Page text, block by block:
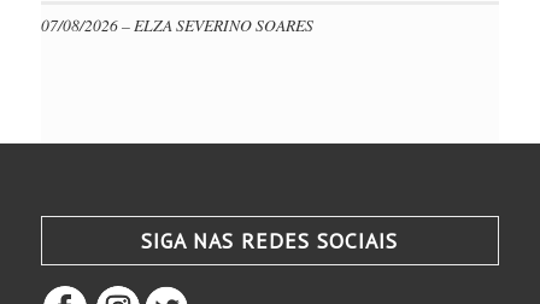
07/08/2026 – ELZA SEVERINO SOARES
SIGA NAS REDES SOCIAIS